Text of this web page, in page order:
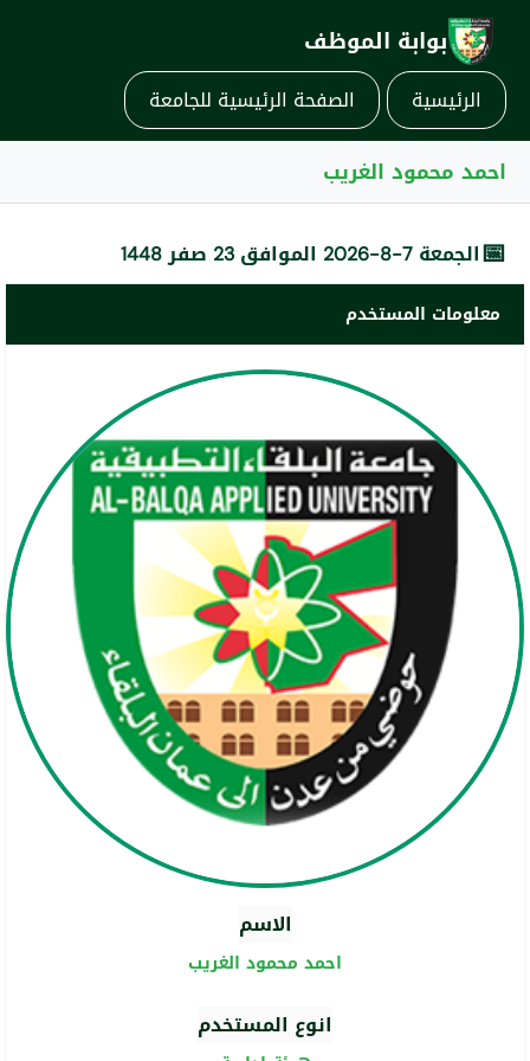
بوابة الموظف
الرئيسية الصفحة الرئيسية للجامعة
احمد محمود الغريب
📅الجمعة 7-8-2026 الموافق 23 صفر 1448
معلومات المستخدم
الاسم
احمد محمود الغريب
انوع المستخدم